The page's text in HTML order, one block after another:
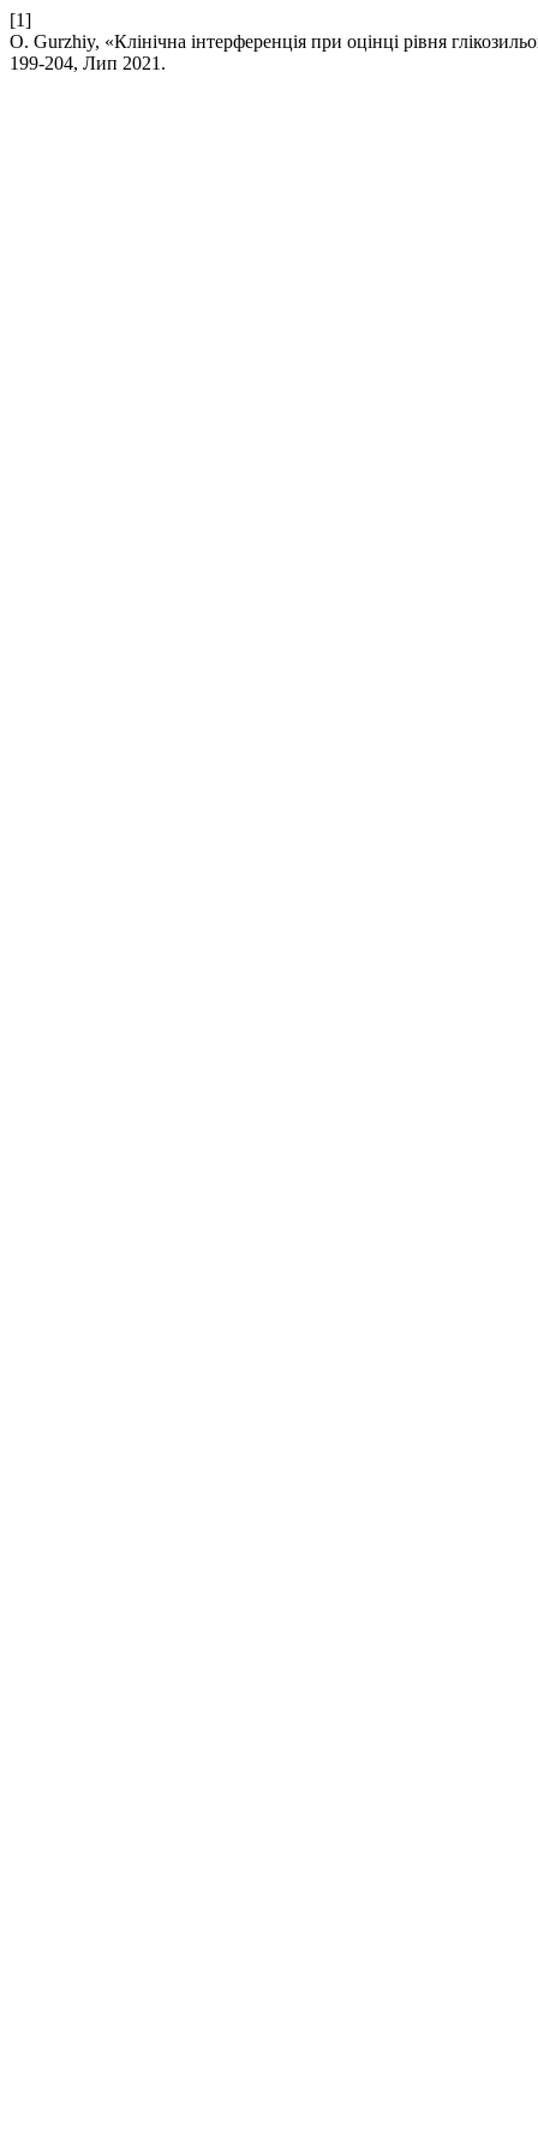
[1]
O. Gurzhiy, «Клінічна інтерференція при оцінці рівня
199-204, Лип 2021.